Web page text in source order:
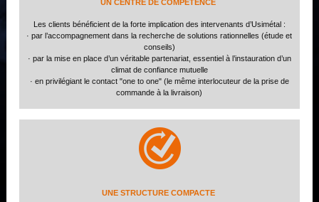
UN CENTRE DE COMPÉTENCE
Les clients bénéficient de la forte implication des intervenants d’Usimétal :
· par l’accompagnement dans la recherche de solutions rationnelles (étude et
conseils)
· par la mise en place d’un véritable partenariat, essentiel à l’instauration d’un
climat de confiance mutuelle
· en privilégiant le contact "one to one" (le même interlocuteur de la prise de
commande à la livraison)
UNE STRUCTURE COMPACTE